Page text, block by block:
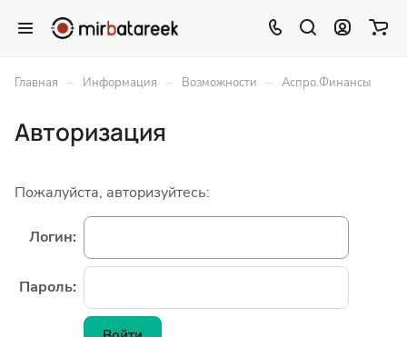
Главная – Информация – Возможности – Аспро.Финансы
Авторизация
Пожалуйста, авторизуйтесь:
Логин:
Пароль: